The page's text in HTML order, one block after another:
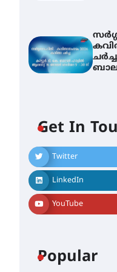
Get In
Twitter
LinkedIn
YouTube
Popular